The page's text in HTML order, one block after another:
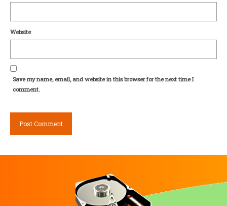
Website
Save my name, email, and website in this browser for the next time I
comment.